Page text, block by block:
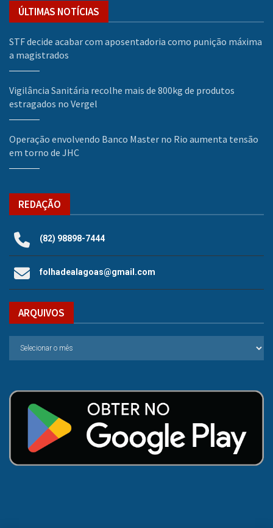
ÚLTIMAS NOTÍCIAS
STF decide acabar com aposentadoria como punição máxima
a magistrados
Vigilância Sanitária recolhe mais de 800kg de produtos
estragados no Vergel
Operação envolvendo Banco Master no Rio aumenta tensão
em torno de JHC
REDAÇÃO
(82) 98898-7444
folhadealagoas@gmail.com
ARQUIVOS